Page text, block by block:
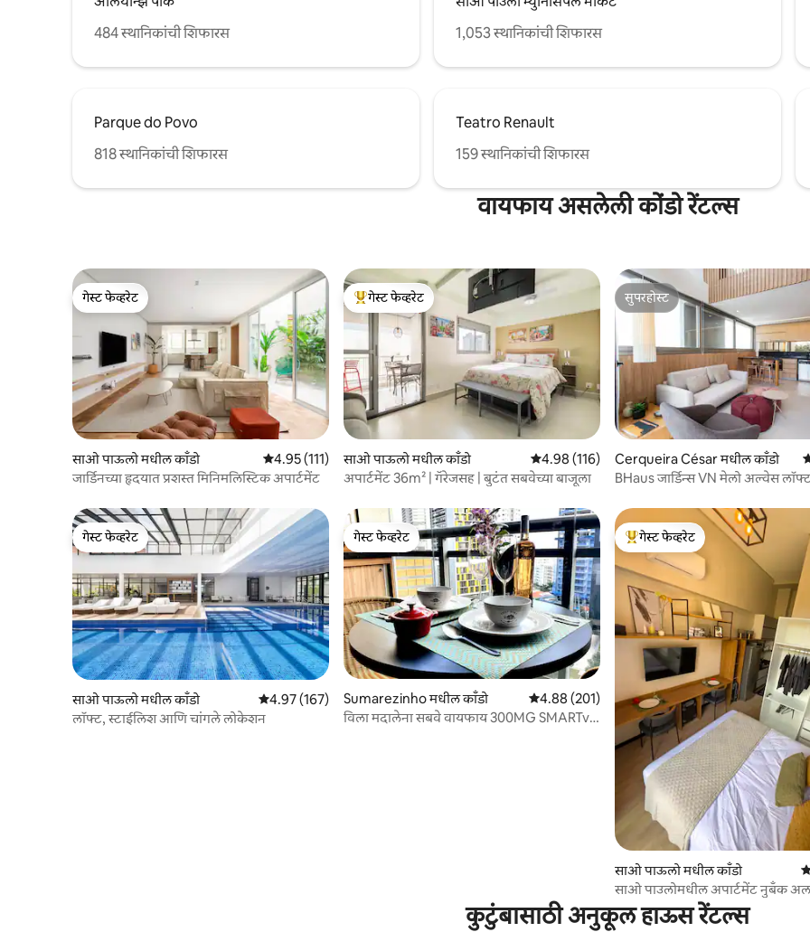
484 स्थानिकांची शिफारस
1,053 स्थानिकांची शिफारस
Parque do Povo
818 स्थानिकांची शिफारस
Teatro Renault
159 स्थानिकांची शिफारस
वायफाय असलेली कोंडो रेंटल्स
गेस्ट फेव्हरेट
गेस्ट फेव्हरेट
साओ पाऊलो मधील काँडो 5 पैकी 4.95 सरासरी रेटिंग, 111 रिव्ह्यूज
4.95 (111)
जार्डिनच्या हृदयात प्रशस्त मिनिमलिस्टिक अपार्टमेंट
टॉप गेस्ट फेव्हरेट
गेस्ट फेव्हरेट
साओ पाऊलो मधील काँडो 5 पैकी 4.98 सरासरी रेटिंग, 116 रिव्ह्यूज
4.98 (116)
अपार्टमेंट 36m² | गॅरेजसह | बुटंत सबवेच्या बाजूला
सुपरहोस्ट
सुपरहोस्ट
Cerqueira César मधील काँडो
BHaus जार्डिन्स VN मेलो अल्वेस लॉफ्ट डुप्लेक्स |
गेस्ट फेव्हरेट
गेस्ट फेव्हरेट
साओ पाऊलो मधील काँडो 5 पैकी 4.97 सरासरी रेटिंग, 167 रिव्ह्यूज
4.97 (167)
लॉफ्ट, स्टाईलिश आणि चांगले लोकेशन
गेस्ट फेव्हरेट
गेस्ट फेव्हरेट
Sumarezinho मधील काँडो 5 पैकी 4.88 सरासरी रेटिंग, 201 रिव्ह्यूज
4.88 (201)
विला मदालेना सबवे वायफाय 300MG SMARTv
टॉप गेस्ट फेव्हरेट
गेस्ट फेव्हरेट
साओ पाऊलो मधील काँडो 5
साओ पाउलोमधील अपार्टमेंट नुबँक
5 मिनिटांच्या अंतरावर
कुटुंबासाठी अनुकूल हाऊस रेंटल्स